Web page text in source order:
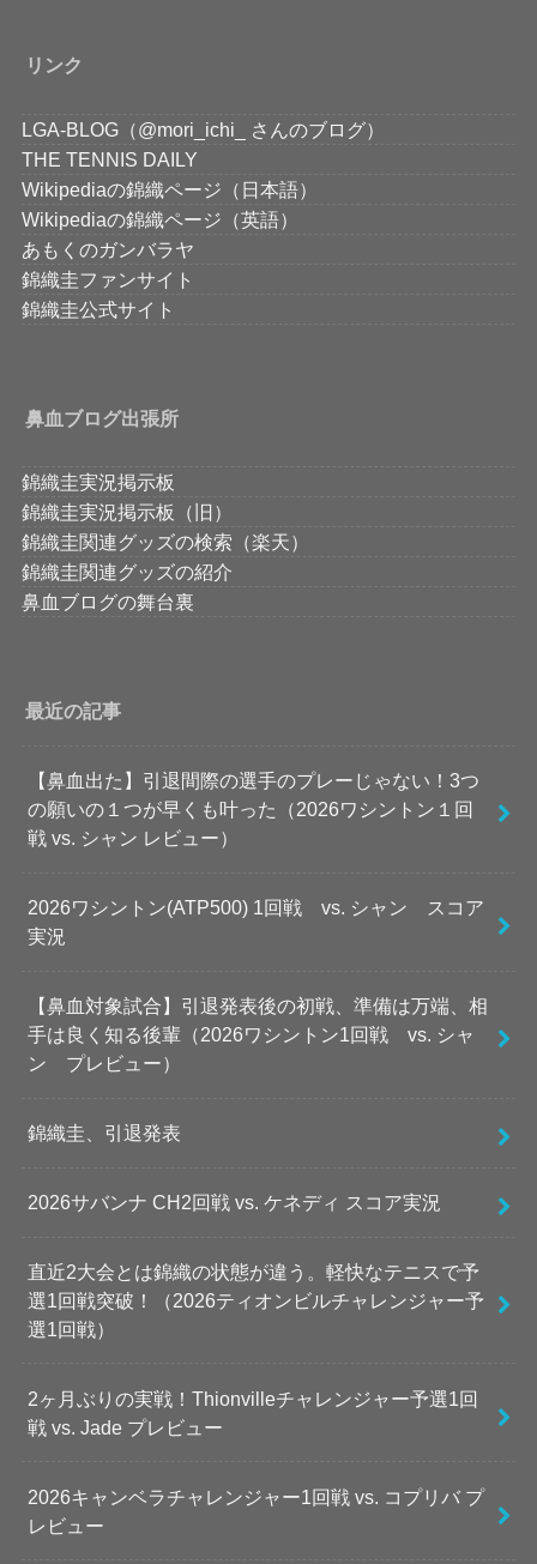
リンク
LGA-BLOG（@mori_ichi_ さんのブログ）
THE TENNIS DAILY
Wikipediaの錦織ページ（日本語）
Wikipediaの錦織ページ（英語）
あもくのガンバラヤ
錦織圭ファンサイト
錦織圭公式サイト
鼻血ブログ出張所
錦織圭実況掲示板
錦織圭実況掲示板（旧）
錦織圭関連グッズの検索（楽天）
錦織圭関連グッズの紹介
鼻血ブログの舞台裏
最近の記事
【鼻血出た】引退間際の選手のプレーじゃない！3つ
の願いの１つが早くも叶った（2026ワシントン１回
戦 vs. シャン レビュー）
2026ワシントン(ATP500) 1回戦 vs. シャン スコア
実況
【鼻血対象試合】引退発表後の初戦、準備は万端、相
手は良く知る後輩（2026ワシントン1回戦 vs. シャ
ン プレビュー）
錦織圭、引退発表
2026サバンナ CH2回戦 vs. ケネディ スコア実況
直近2大会とは錦織の状態が違う。軽快なテニスで予
選1回戦突破！（2026ティオンビルチャレンジャー予
選1回戦）
2ヶ月ぶりの実戦！Thionvilleチャレンジャー予選1回
戦 vs. Jade プレビュー
2026キャンベラチャレンジャー1回戦 vs. コプリバ プ
レビュー